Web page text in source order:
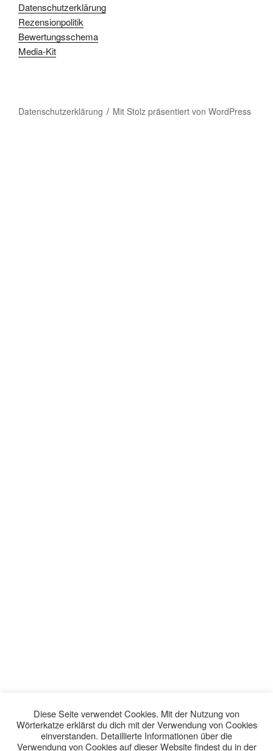
Datenschutzerklärung
Rezensionpolitik
Bewertungsschema
Media-Kit
Datenschutzerklärung Mit Stolz präsentiert von WordPress
Diese Seite verwendet Cookies. Mit der Nutzung von
Wörterkatze erklärst du dich mit der Verwendung von Cookies
einverstanden. Detaillierte Informationen über die
Verwendung von Cookies auf dieser Website findest du in der